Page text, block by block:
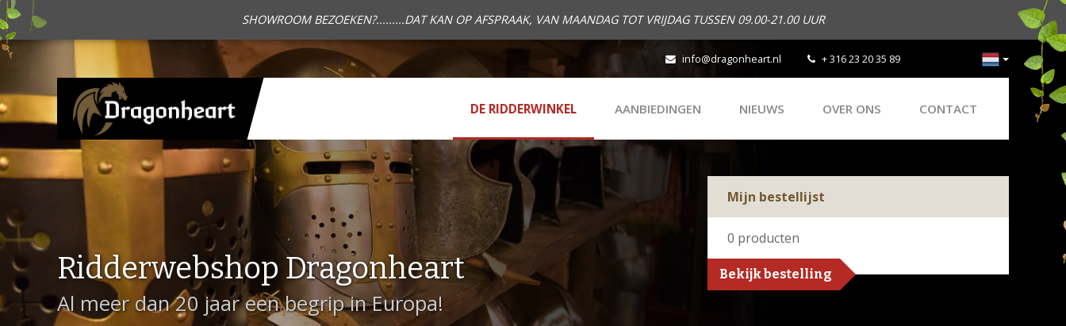
SHOWROOM BEZOEKEN?.........DAT KAN OP AFSPRAAK, VAN MAANDAG TOT VRIJDAG TUSSEN 09.00-21.00 UUR
info@dragonheart.nl + 316 23 20 35 89
DE RIDDERWINKEL AANBIEDINGEN NIEUWS OVER ONS CONTACT
Ridderwebshop Dragonheart
Al meer dan 20 jaar een begrip in Europa!
Mijn bestellijst
0 producten
Bekijk bestelling